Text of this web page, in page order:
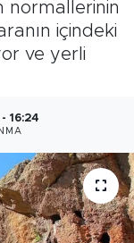
normallerinin
içindeki
ve yerli
16:24